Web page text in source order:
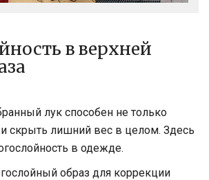
в верхней
лук способен не только
скрыть лишний вес в целом. Здесь
в одежде.
образ для коррекции